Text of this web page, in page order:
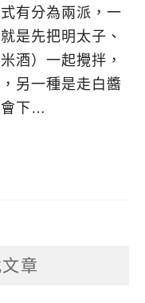
有分為兩派，一
是先把明太子、
酒）一起攪拌，
另一種是走白醬
會下…
章